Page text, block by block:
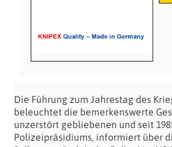
Die Führung zum Jahrestag des
beleuchtet die bemerkenswerte
unzerstört gebliebenen und seit
Polizeipräsidiums, informiert über